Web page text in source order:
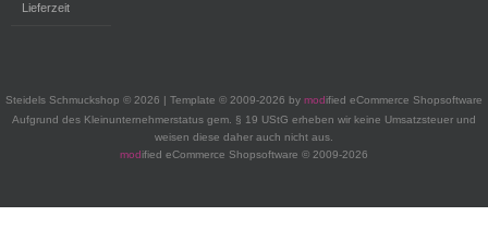
Lieferzeit
Steidels Schmuckshop © 2026 | Template © 2009-2026 by modified eCommerce Shopsoftware
Aufgrund des Kleinunternehmerstatus gem. § 19 UStG erheben wir keine Umsatzsteuer und
weisen diese daher auch nicht aus.
modified eCommerce Shopsoftware © 2009-2026